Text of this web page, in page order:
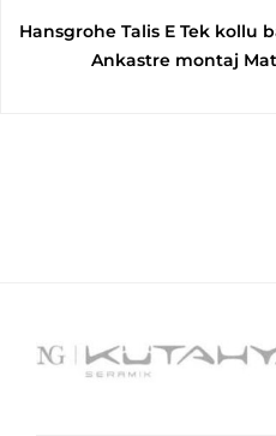
Hansgrohe Talis E Tek kollu
Ankastre montaj